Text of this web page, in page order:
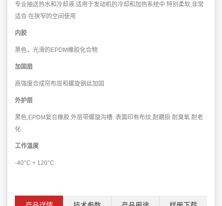
专业抽送热水和冷却液.适用于发动机的冷却和加热系统中.特别柔软,非常
适合 在狭窄的空间使用
内胶
黑色，光滑的 EPDM橡胶化合物
加固层
高强度合成帘布层和螺旋钢丝加固
外护层
黑色,EPDM复合橡胶.外层带螺旋沟槽. 表面印有布纹,耐磨损 耐臭氧 耐老
化
工作温度
-40°C + 120°C